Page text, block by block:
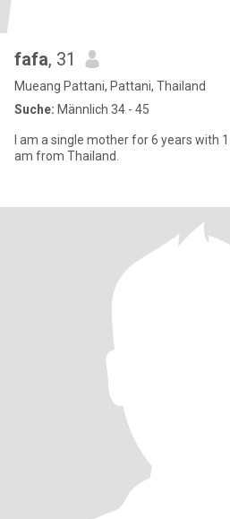
fafa, 31
Mueang Pattani, Pattani, Thailand
Suche: Männlich 34 - 45
I am a single mother for 6 years with 1
am from Thailand.